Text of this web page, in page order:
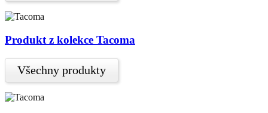
Produkt z kolekce Tacoma
Všechny produkty